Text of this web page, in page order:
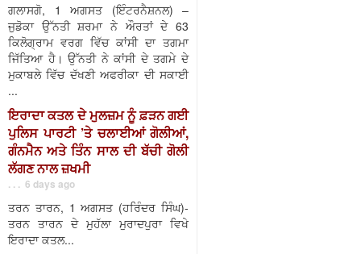
ਗਲਾਸਗੋ, 1 ਅਗਸਤ (ਇੰਟਰਨੈਸ਼ਨਲ) –
ਜੁਡੋਕਾ ਉੱਨਤੀ ਸ਼ਰਮਾ ਨੇ ਔਰਤਾਂ ਦੇ 63
ਕਿਲੋਗ੍ਰਾਮ ਵਰਗ ਵਿੱਚ ਕਾਂਸੀ ਦਾ ਤਗਮਾ
ਜਿੱਤਿਆ ਹੈ। ਉੱਨਤੀ ਨੇ ਕਾਂਸੀ ਦੇ ਤਗਮੇ ਦੇ
ਮੁਕਾਬਲੇ ਵਿੱਚ ਦੱਖਣੀ ਅਫਰੀਕਾ ਦੀ ਸਕਾਈ
...
ਇਰਾਦਾ ਕਤਲ ਦੇ ਮੁਲਜ਼ਮ ਨੂੰ ਫ਼ੜਨ ਗਈ
ਪੁਲਿਸ ਪਾਰਟੀ ’ਤੇ ਚਲਾਈਆਂ ਗੋਲੀਆਂ,
ਗੰਨਮੈਨ ਅਤੇ ਤਿੰਨ ਸਾਲ ਦੀ ਬੱਚੀ ਗੋਲੀ
ਲੱਗਣ ਨਾਲ ਜ਼ਖਮੀ
. . . 6 days ago
ਤਰਨ ਤਾਰਨ, 1 ਅਗਸਤ (ਹਰਿੰਦਰ ਸਿੰਘ)-
ਤਰਨ ਤਾਰਨ ਦੇ ਮੁਹੱਲਾ ਮੁਰਾਦਪੁਰਾ ਵਿਖੇ
ਇਰਾਦਾ ਕਤਲ...